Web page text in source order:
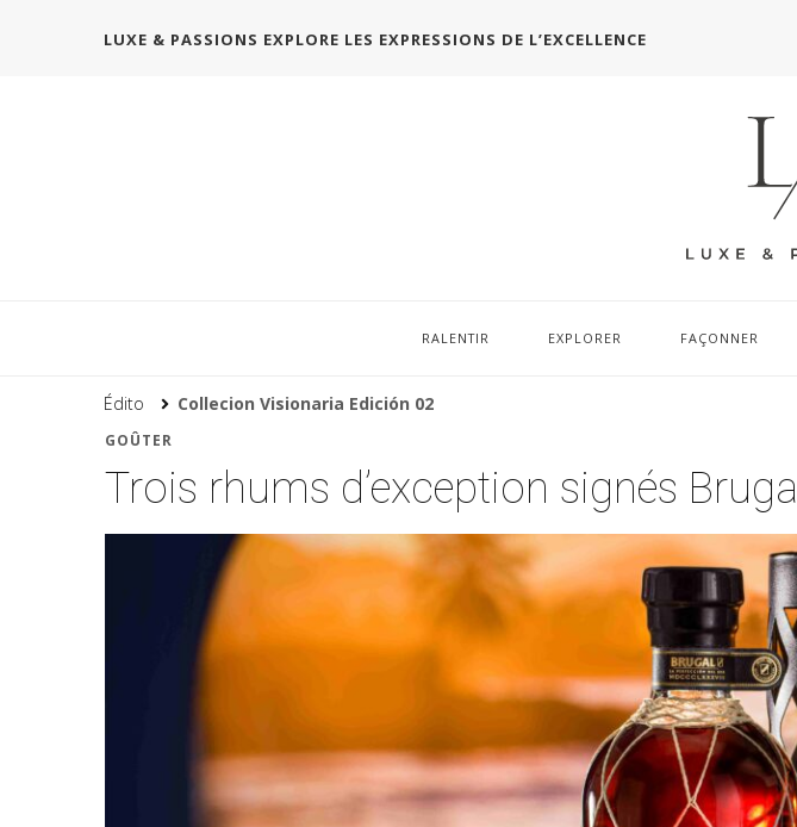
LUXE & PASSIONS EXPLORE LES EXPRESSIONS DE L’EXCELLENCE
RALENTIR EXPLORER FAÇONNER
Édito Collecion Visionaria Edición 02
GOÛTER
Trois rhums d’exception signés Brugal